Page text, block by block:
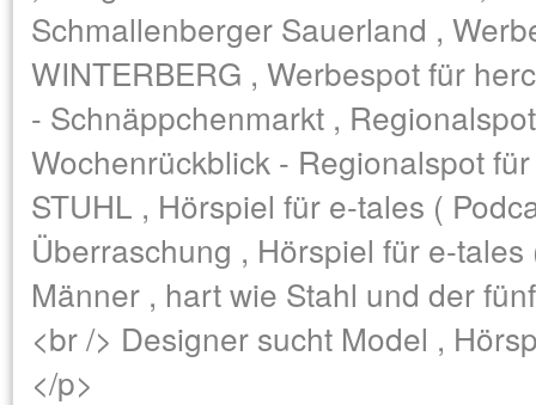
Schmallenberger Sauerland ,
WINTERBERG , Werbespot für
- Schnäppchenmarkt ,
Wochenrückblick - Regionalspot
STUHL , Hörspiel für e-tales (
Überraschung , Hörspiel für e-
Männer , hart wie Stahl und der
<br /> Designer sucht Model ,
</p>